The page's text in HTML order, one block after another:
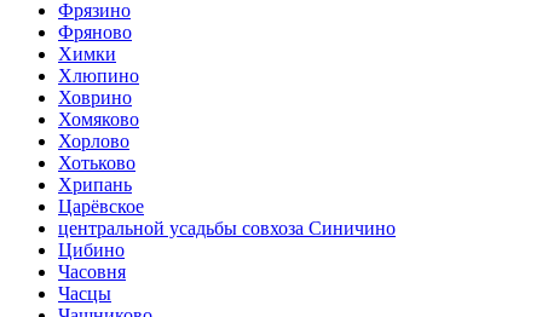
Фрязино
Фряново
Химки
Хлюпино
Ховрино
Хомяково
Хорлово
Хотьково
Хрипань
Царёвское
центральной усадьбы совхоза Синичино
Цибино
Часовня
Часцы